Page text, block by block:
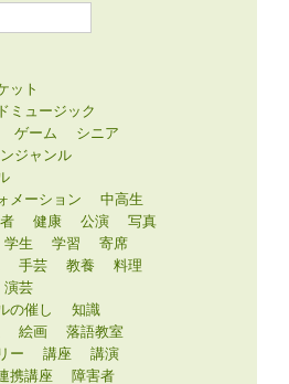
ット
ミュージック
ゲーム
シニア
ジャンル
メーション
中高生
健康 公演
写真
学生 学習
寄席
手芸 教養
料理
演芸
の催し
知識
絵画
落語教室
ー
講座
講演
携講座
障害者